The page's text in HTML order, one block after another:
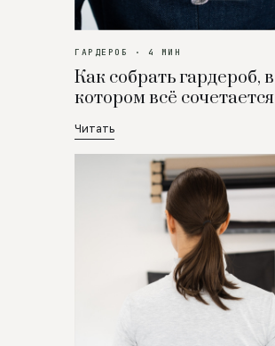
ГАРДЕРОБ · 4 МИН
Как собрать гардероб, в
котором всё сочетается
Читать